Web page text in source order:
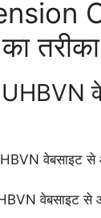
वेबसाइट
वेबसाइट से